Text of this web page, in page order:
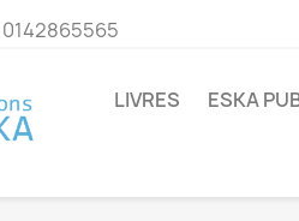
0142865565
LIVRES ESKA